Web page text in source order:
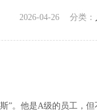
2026-04-26 分类：
”。他是A级的员工，